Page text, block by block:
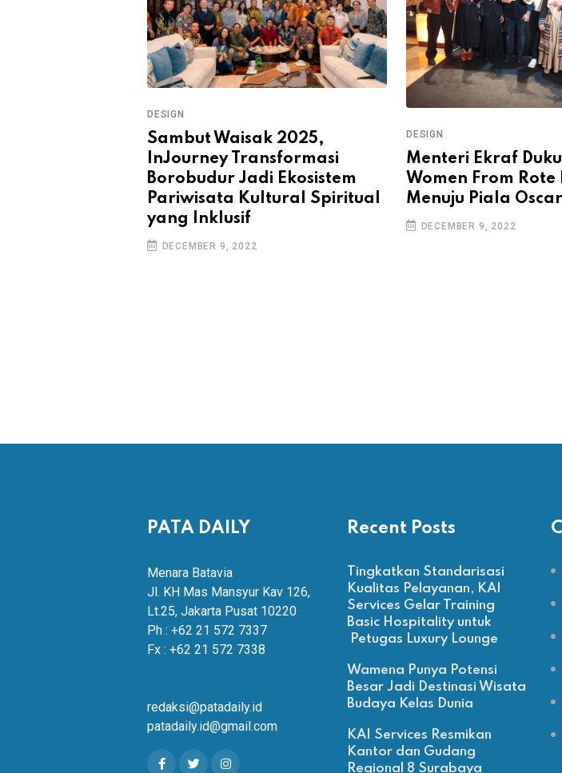
DESIGN
Sambut Waisak 2025,
InJourney Transformasi
Borobudur Jadi Ekosistem
Pariwisata Kultural Spiritual
yang Inklusif
DECEMBER 9, 2022
DESIGN
Menteri Ekraf
Women From Rote
Menuju Piala Oscar
DECEMBER 9, 2022
PATA DAILY
Menara Batavia
Jl. KH Mas Mansyur Kav 126,
Lt.25, Jakarta Pusat 10220
Ph : +62 21 572 7337
Fx : +62 21 572 7338
redaksi@patadaily.id
patadaily.id@gmail.com
Recent Posts
Tingkatkan Standarisasi
Kualitas Pelayanan, KAI
Services Gelar Training
Basic Hospitality untuk
Petugas Luxury Lounge
Wamena Punya Potensi
Besar Jadi Destinasi Wisata
Budaya Kelas Dunia
KAI Services Resmikan
Kantor dan Gudang
Regional 8 Surabaya